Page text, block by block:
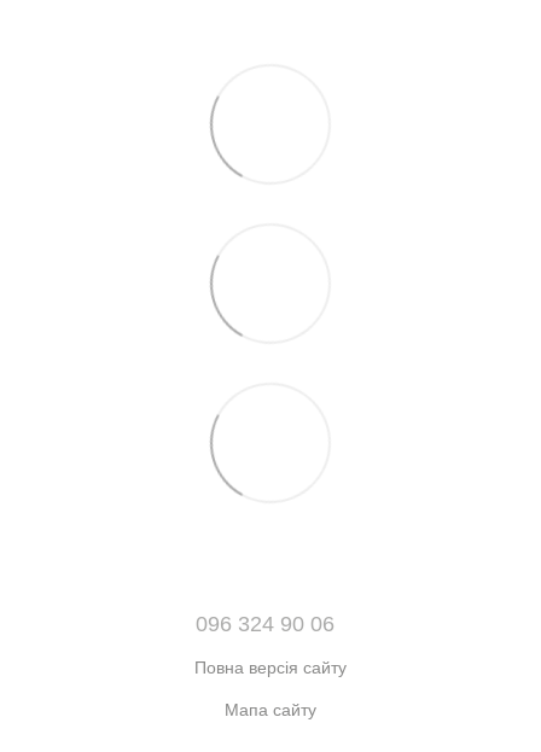
096 324 90 06
Повна версія сайту
Мапа сайту